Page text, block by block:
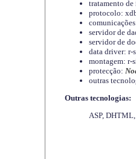
tratamento de
protocolo:
servidor de
servidor de
data driver: r-
montagem: r-
protecção:
outras
Outras tecnologias:
ASP,